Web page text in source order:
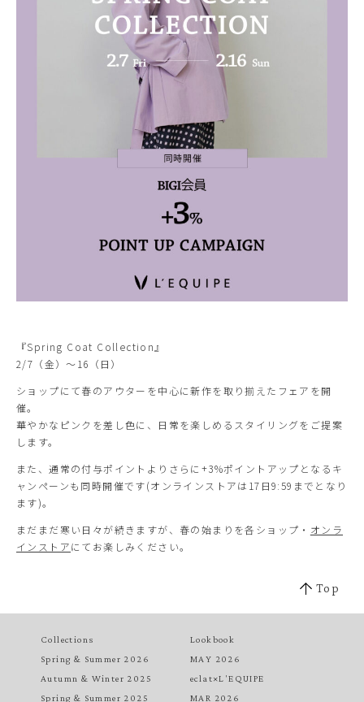
『Spring Coat Collection』
2/7（金）～16（日）
ショップにて春のアウターを中心に新作を取り揃えたフェアを開
催。
華やかなピンクを差し色に、日常を楽しめるスタイリングをご提案
します。
また、通常の付与ポイントよりさらに+3%ポイントアップとなるキ
ャンペーンも同時開催です(オンラインストアは17日9:59までとなり
ます)。
まだまだ寒い日々が続きますが、春の始まりを各ショップ・ オンラ
インストアにてお楽しみください。
Top
Collections
Spring & Summer 2026
Autumn & Winter 2025
Spring & Summer 2025
Lookbook
MAY 2026
eclat×L'EQUIPE
MAR 2026